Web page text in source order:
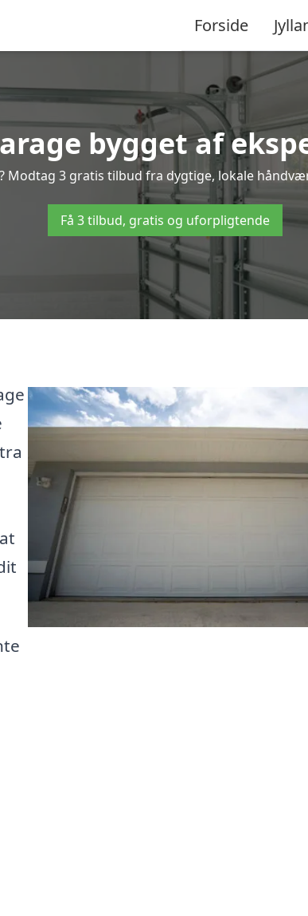
Forside
bygget af
Modtag 3 gratis tilbud fra dygtige, lokale
Få 3 tilbud, gratis og uforpligtende